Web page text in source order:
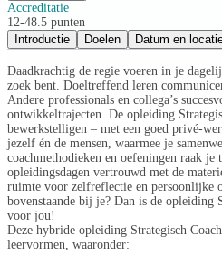
Accreditatie
12-48.5 punten
Introductie
Doelen Datum en
Daadkrachtig de regie voeren in je
zoek bent. Doeltreffend leren
Andere professionals en collega’s
ontwikkeltrajecten. De opleiding
bewerkstelligen – met een goed privé-
jezelf én de mensen, waarmee je
coachmethodieken en oefeningen raak je
opleidingsdagen vertrouwd met de
ruimte voor zelfreflectie en persoonlijke
bovenstaande bij je? Dan is de opleiding
voor jou!
Deze hybride opleiding Strategisch
leervormen, waaronder: